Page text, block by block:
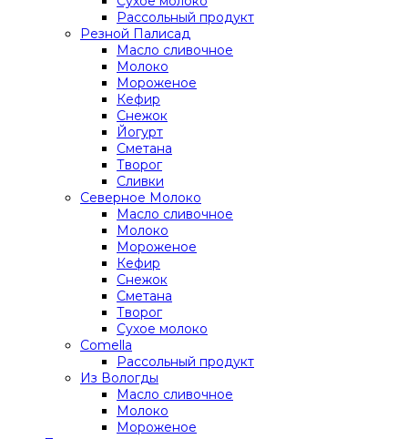
Рассольный продукт
Резной Палисад
Масло сливочное
Молоко
Мороженое
Кефир
Снежок
Йогурт
Сметана
Творог
Сливки
Северное Молоко
Масло сливочное
Молоко
Мороженое
Кефир
Снежок
Сметана
Творог
Сухое молоко
Comеlla
Рассольный продукт
Из Вологды
Масло сливочное
Молоко
Мороженое